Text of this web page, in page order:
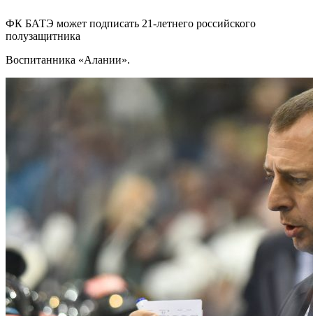
ФК БАТЭ может подписать 21-летнего российского
полузащитника
Воспитанника «Алании».